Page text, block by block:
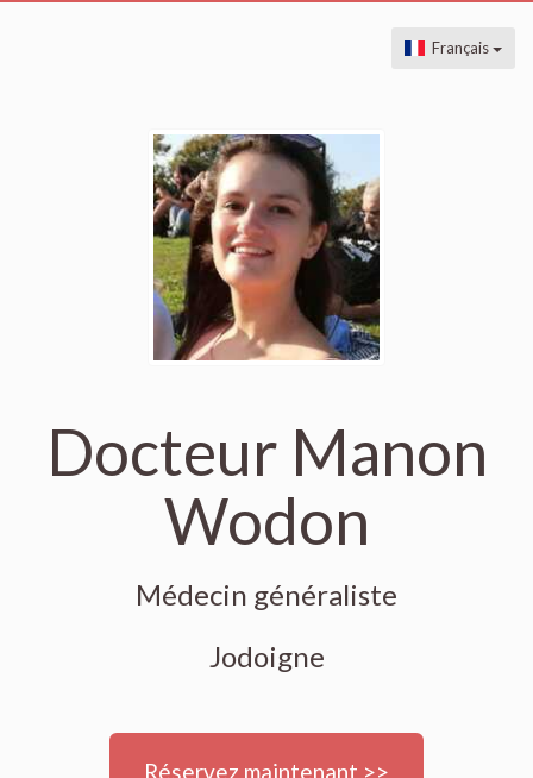
Français
Docteur Manon
Wodon
Médecin généraliste
Jodoigne
Réservez maintenant >>